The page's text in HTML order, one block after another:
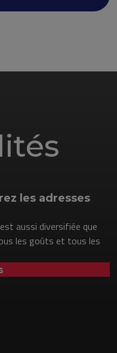
les adresses
aussi diversifiée que
les goûts et tous les